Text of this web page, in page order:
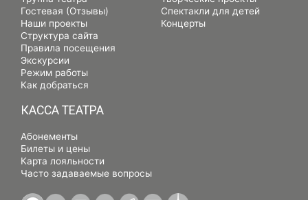
Гостевая (Отзывы)
Наши проекты
Структура сайта
Правила посещения
Экскурсии
Режим работы
Как добраться
Спектакли для детей
Концерты
КАССА ТЕАТРА
Абонементы
Билеты и цены
Карта лояльности
Часто задаваемые вопросы